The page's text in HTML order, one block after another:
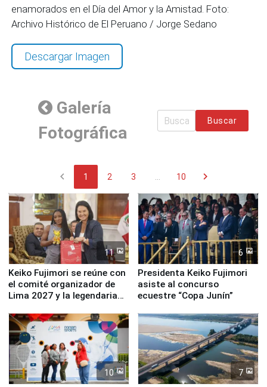
enamorados en el Día del Amor y la Amistad. Foto:
Archivo Histórico de El Peruano / Jorge Sedano
Descargar Imagen
Galería
Fotográfica
Buscar
chevron_left 1 2 3 ... 10 chevron_right
11
Keiko Fujimori se reúne con
el comité organizador de
Lima 2027 y la legendaria
6
Presidenta Keiko Fujimori
asiste al concurso
ecuestre “Copa Junín”
10 7